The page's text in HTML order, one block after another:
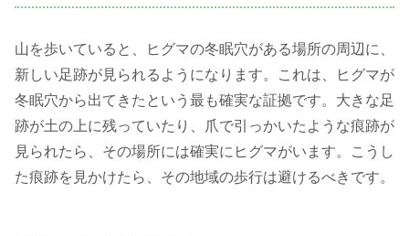
山を歩いていると、ヒグマの冬眠穴がある場所の周辺に、
新しい足跡が見られるようになります。これは、ヒグマが
冬眠穴から出てきたという最も確実な証拠です。大きな足
跡が土の上に残っていたり、爪で引っかいたような痕跡が
見られたら、その場所には確実にヒグマがいます。こうし
た痕跡を見かけたら、その地域の歩行は避けるべきです。